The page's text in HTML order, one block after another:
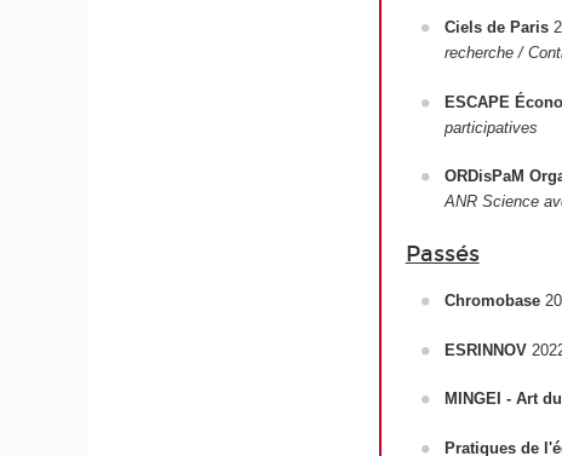
Ciels de Paris
recherche /
ESCAPE
participatives
ORDisPaM
ANR Science
Passés
Chromobase
ESRINNOV
MINGEI - Art
Pratiques de